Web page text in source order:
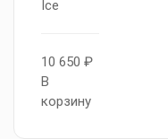
Ice
10 650 ₽
В
корзину